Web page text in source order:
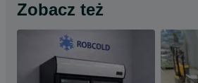
Zobacz też